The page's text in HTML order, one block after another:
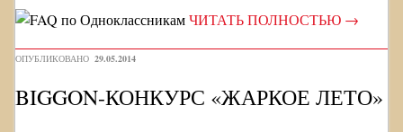
ЧИТАТЬ ПОЛНОСТЬЮ →
ОПУБЛИКОВАНО 29.05.2014
BIGGON-КОНКУРС «ЖАРКОЕ ЛЕТО»